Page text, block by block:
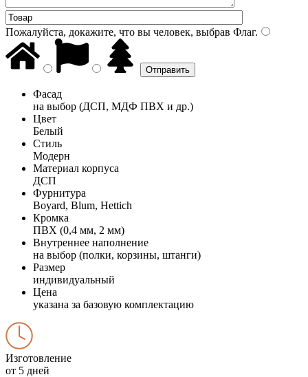
Пожалуйста, докажите, что вы человек, выбрав Флаг.
Фасад
на выбор (ДСП, МДФ ПВХ и др.)
Цвет
Белый
Стиль
Модерн
Материал корпуса
ДСП
Фурнитура
Boyard, Blum, Hettich
Кромка
ПВХ (0,4 мм, 2 мм)
Внутреннее наполнение
на выбор (полки, корзины, штанги)
Размер
индивидуальный
Цена
указана за базовую комплектацию
Изготовление
от 5 дней